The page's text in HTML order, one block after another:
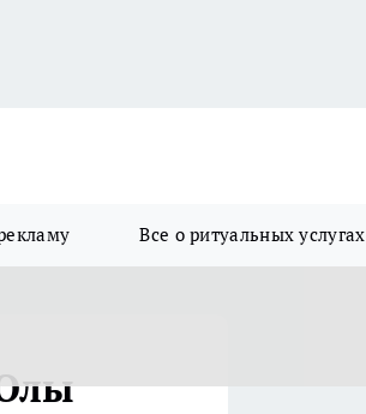
Все о ритуальных услугах